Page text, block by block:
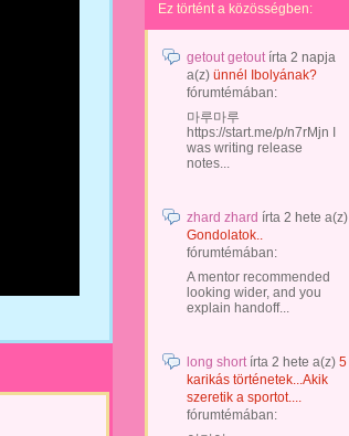
Ez történt a közösségben:
getout getoutírta 2 napja
a(z) ünnél Ibolyának?
fórumtémában:
마루마루
https://start.me/p/n7rMjn I
was writing release
notes...
zhard zhard írta 2 hete a(z)
Gondolatok..
fórumtémában:
A mentor recommended
looking wider, and you
explain handoff...
long shortírta 2 hete a(z) 5
karikás történetek...Akik
szeretik a sportot....
fórumtémában: